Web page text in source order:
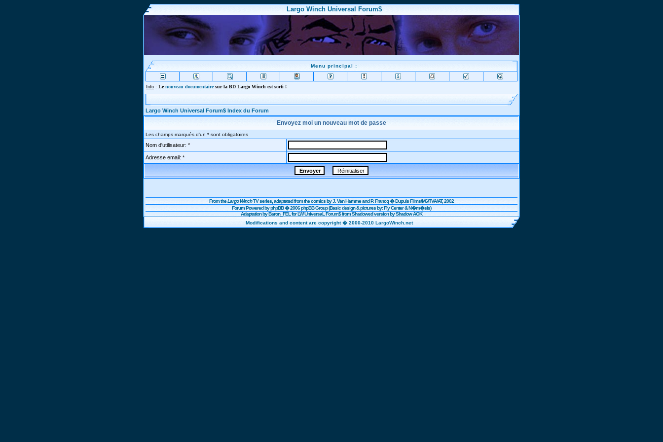
Largo Winch Universal Forum$
Menu principal :
Info : Lenouveau documentairesur la BD Largo Winch est sorti !
Largo Winch Universal Forum$ Index du Forum
Envoyez moi un nouveau mot de passe
Les champs marqués d'un * sont obligatoires
Nom d'utilisateur: *
Adresse email: *
From theLargo WinchTV series, adaptated from the comics by J. Van Hamme and P. Francq �DupuisFilms/M6/TVA/AT, 2002
Forum Powered byphpBB� 2006 phpBB Group (Basic design & pictures by: Fly Center & N�m�sis)
Adaptation by Baron_FEL for LW UniversaL Forum$ from Shadowed version by Shadow AOK
Modifications and content are copyright � 2000-2010 LargoWinch.net